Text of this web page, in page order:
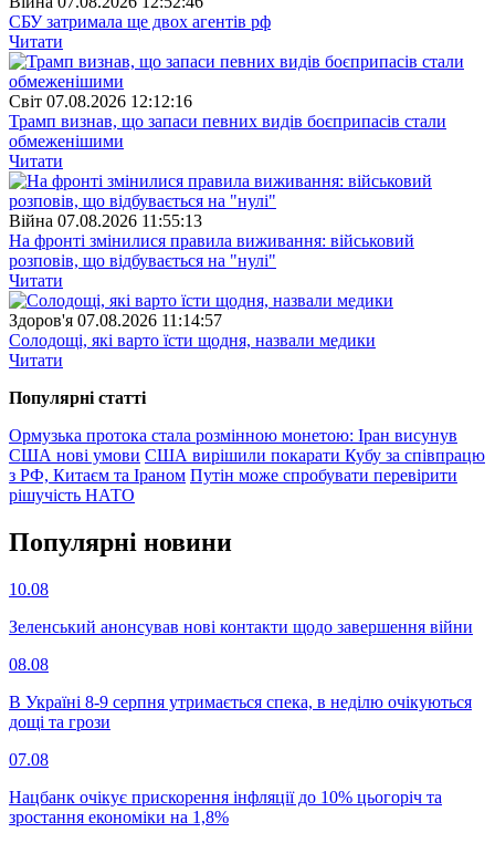
СБУ затримала ще двох агентів рф
Читати
Свiт 07.08.2026 12:12:16
Трамп визнав, що запаси певних видів боєприпасів стали
обмеженішими
Читати
Війна 07.08.2026 11:55:13
На фронті змінилися правила виживання: військовий
розповів, що відбувається на "нулі"
Читати
Здоров'я 07.08.2026 11:14:57
Солодощі, які варто їсти щодня, назвали медики
Читати
Популярнi статтi
Ормузька протока стала розмінною монетою: Іран висунув
США нові умови США вирішили покарати Кубу за співпрацю
з РФ, Китаєм та Іраном Путін може спробувати перевірити
рішучість НАТО
Популярнi новини
10.08
Зеленський анонсував нові контакти щодо завершення війни
08.08
В Україні 8-9 серпня утримається спека, в неділю очікуються
дощі та грози
07.08
Нацбанк очікує прискорення інфляції до 10% цьогоріч та
зростання економіки на 1,8%